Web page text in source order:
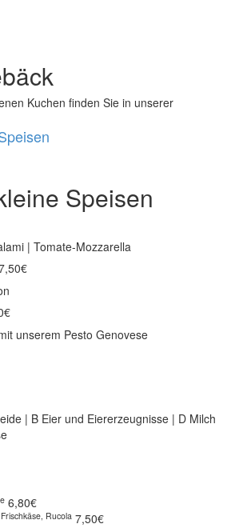
Kuchen finden Sie in unserer
Speisen
| Tomate-Mozzarella
unserem Pesto Genovese
| B Eier und Eiererzeugnisse | D Milch
6,80€
Rucola 7,50€